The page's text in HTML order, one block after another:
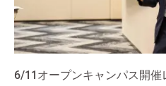
6/11オープンキャンパス開